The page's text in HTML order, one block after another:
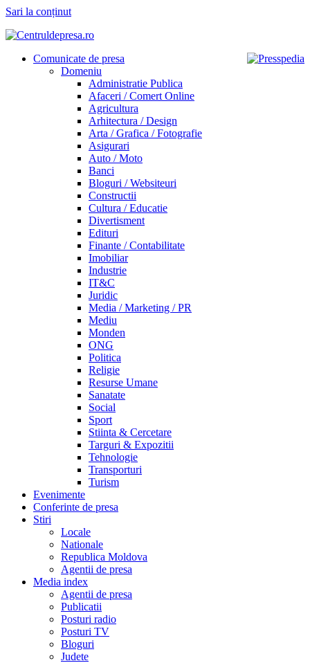
Sari la conținut
Comunicate de presa
Domeniu
Administratie Publica
Afaceri / Comert Online
Agricultura
Arhitectura / Design
Arta / Grafica / Fotografie
Asigurari
Auto / Moto
Banci
Bloguri / Websiteuri
Constructii
Cultura / Educatie
Divertisment
Edituri
Finante / Contabilitate
Imobiliar
Industrie
IT&C
Juridic
Media / Marketing / PR
Mediu
Monden
ONG
Politica
Religie
Resurse Umane
Sanatate
Social
Sport
Stiinta & Cercetare
Targuri & Expozitii
Tehnologie
Transporturi
Turism
Evenimente
Conferinte de presa
Stiri
Locale
Nationale
Republica Moldova
Agentii de presa
Media index
Agentii de presa
Publicatii
Posturi radio
Posturi TV
Bloguri
Judete